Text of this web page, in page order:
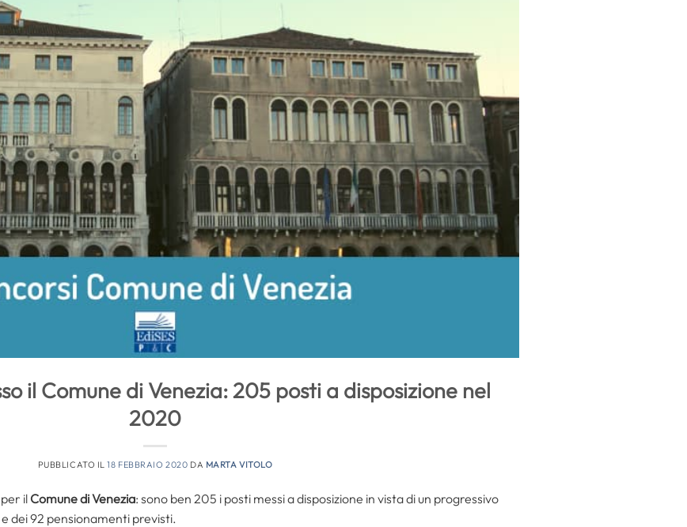
il Comune di Venezia: 205 posti a disposizione nel
2020
PUBBLICATO IL18 FEBBRAIO 2020 DA MARTA VITOLO
il Comune di Venezia: sono ben 205 i posti messi a disposizione in vista di un progressivo
dei 92 pensionamenti previsti.